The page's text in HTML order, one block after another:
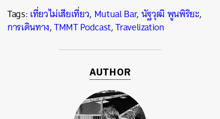
Tags:เที่ยวไม่เสียเที่ยว, Mutual Bar,นัฐวุฒิ พูนพิริยะ,
การเดินทาง,TMMT Podcast,Travelization
AUTHOR